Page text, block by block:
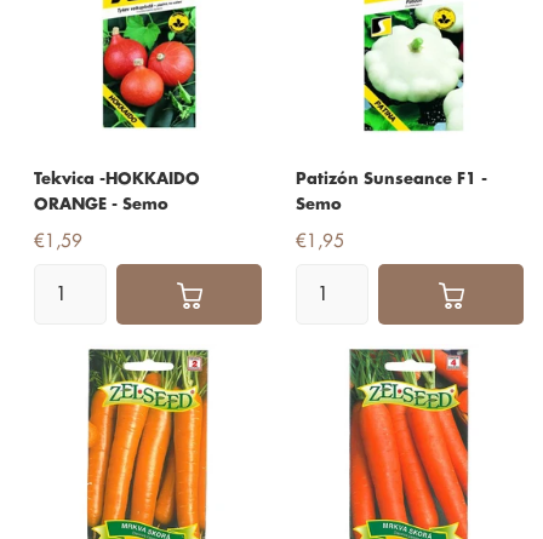
Tekvica -HOKKAIDO
ORANGE - Semo
€1,59
Patizón Sunseance F1 -
Semo
€1,95